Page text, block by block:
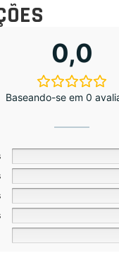
0,0
Baseando-se em 0